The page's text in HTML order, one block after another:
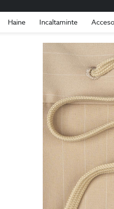
Haine Incaltaminte